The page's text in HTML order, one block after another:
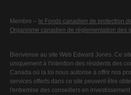
Membre – le Fonds canadien de protection
Organisme canadien de réglementation des
Bienvenue au site Web Edward Jones. Ce
uniquement à l'intention des résidents des
Canada où la loi nous autorise à offrir nos
services offerts dans ce site peuvent être
l'entremise des conseillers en